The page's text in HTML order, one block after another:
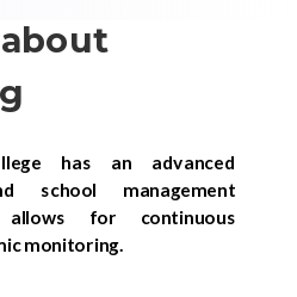
has an advanced
school management
for continuous
monitoring.